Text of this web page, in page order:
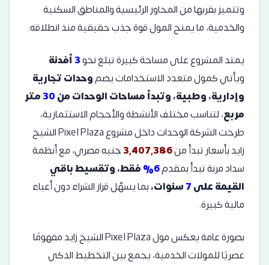
وتتميز بقربها من المحاور الرئيسية والمناطق السكنية
والخدمية، ما يمنح المول قوة جذب حقيقية منذ انطلاقه.
يمتد المشروع على مساحة كبيرة تبلغ نحو3أفدنة
ويأتي كمول متعدد الاستخدامات يضموحدات تجارية
وإدارية، وطبية، وتبدأ مساحات الوحدات من30متر
مربع، لتناسب مختلف الأنشطة والأحجام الاستثمارية،
طرحت الشركة الوحدات داخل مشروع Pixel Plaza الشيخ
زايد بأسعار تبدأ من3,407,386جنيه مصري، مع أنظمة
سداد مرنة تبدأ بمقدم
فقط، وتقسيط باقي
القيمة على7سنوات،بما يسهّل قرار الشراء دون أعباء
مالية كبيرة.
بصورة عامة يعكس مول Pixel Plaza الشيخ زايد مفهومًا
عصريًا للمولات الخدمية، يجمع بين التخطيط الذكي